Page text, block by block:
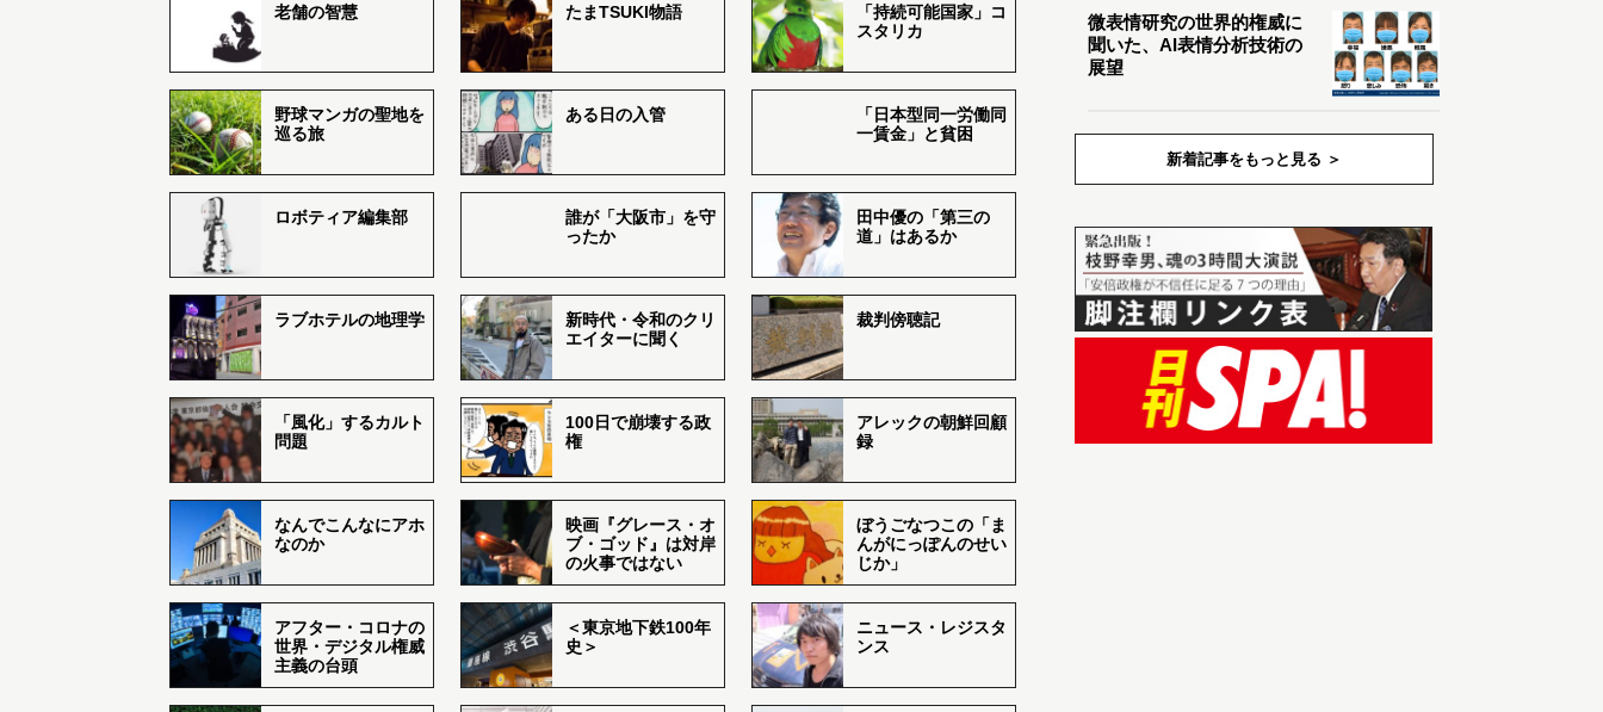
老舗の智慧 たまTSUKI物語
「持続可能国家」コ
スタリカ
野球マンガの聖地を
巡る旅
ある日の入管
「日本型同一労働同
一賃金」と貧困
ロボティア編集部
誰が「大阪市」を守
ったか
田中優の「第三の
道」はあるか
ラブホテルの地理学
新時代・令和のクリ
エイターに聞く
裁判傍聴記
「風化」するカルト
問題
100日で崩壊する政
権
アレックの朝鮮回顧
録
なんでこんなにアホ
なのか
映画『グレース・オ
ブ・ゴッド』は対岸
の火事ではない
ぼうごなつこの「ま
んがにっぽんのせい
じか」
アフター・コロナの
世界・デジタル権威
主義の台頭
＜東京地下鉄100年
史＞
ニュース・レジスタ
ンス
微表情研究の世界的権威に
聞いた、AI表情分析技術の
展望
新着記事をもっと見る